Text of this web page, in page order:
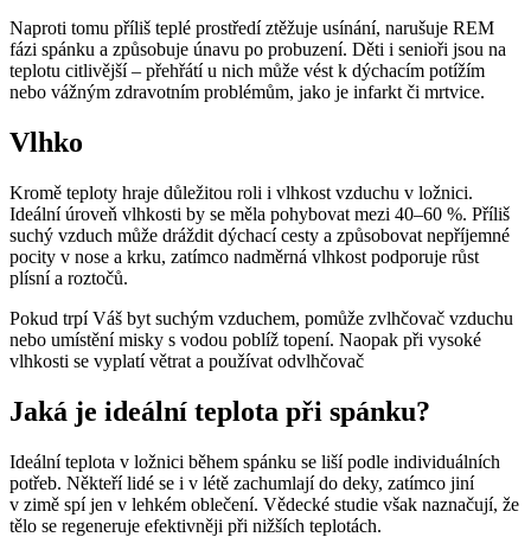
Naproti tomu příliš teplé prostředí ztěžuje usínání, narušuje REM
fázi spánku a způsobuje únavu po probuzení. Děti i senioři jsou na
teplotu citlivější – přehřátí u nich může vést k dýchacím potížím
nebo vážným zdravotním problémům, jako je infarkt či mrtvice.
Vlhko
Kromě teploty hraje důležitou roli i vlhkost vzduchu v ložnici.
Ideální úroveň vlhkosti by se měla pohybovat mezi 40–60 %. Příliš
suchý vzduch může dráždit dýchací cesty a způsobovat nepříjemné
pocity v nose a krku, zatímco nadměrná vlhkost podporuje růst
plísní a roztočů.
Pokud trpí Váš byt suchým vzduchem, pomůže zvlhčovač vzduchu
nebo umístění misky s vodou poblíž topení. Naopak při vysoké
vlhkosti se vyplatí větrat a používat odvlhčovač
Jaká je ideální teplota při spánku?
Ideální teplota v ložnici během spánku se liší podle individuálních
potřeb. Někteří lidé se i v létě zachumlají do deky, zatímco jiní
v zimě spí jen v lehkém oblečení. Vědecké studie však naznačují, že
tělo se regeneruje efektivněji při nižších teplotách.